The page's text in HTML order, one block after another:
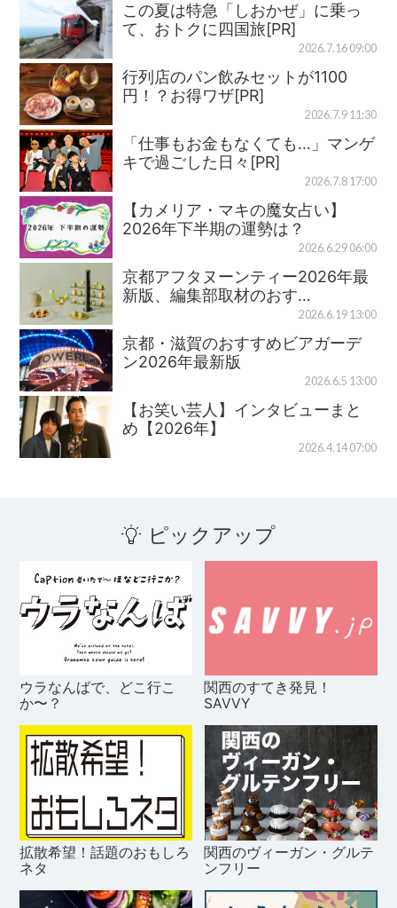
この夏は特急「しおかぜ」に乗っ
て、おトクに四国旅[PR]
2026.7.16 09:00
行列店のパン飲みセットが1100
円！？お得ワザ[PR]
2026.7.9 11:30
「仕事もお金もなくても…」マンゲ
キで過ごした日々[PR]
2026.7.8 17:00
【カメリア・マキの魔女占い】
2026年下半期の運勢は？
2026.6.29 06:00
京都アフタヌーンティー2026年最
新版、編集部取材のおす…
2026.6.19 13:00
京都・滋賀のおすすめビアガーデ
ン2026年最新版
2026.6.5 13:00
【お笑い芸人】インタビューまと
め【2026年】
2026.4.14 07:00
ピックアップ
ウラなんばで、どこ行こ
か〜？
関西のすてき発見！
SAVVY
拡散希望！話題のおもしろ
ネタ
関西のヴィーガン・グルテ
ンフリー